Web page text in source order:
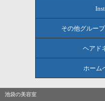
その他グルー
ヘアド
ホーム
池袋の美容室